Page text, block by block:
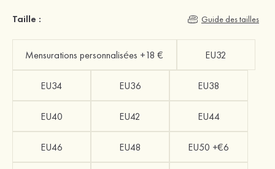
Taille : Guide des tailles
Mensurations personnalisées +18 € EU32
EU34 EU36 EU38
EU40 EU42 EU44
EU46 EU48 EU50 +€6